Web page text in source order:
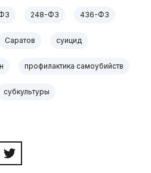
248-ФЗ 436-ФЗ
Саратов суицид
профилактика самоубийств
субкультуры